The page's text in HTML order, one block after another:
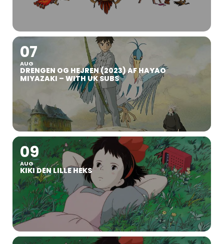
07
AUG
DRENGEN OG HEJREN (2023) AF HAYAO
MIYAZAKI – WITH UK SUBS
09
AUG
KIKI DEN LILLE HEKS